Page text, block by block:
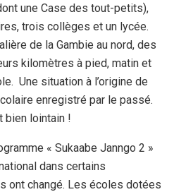
une Case des tout-petits),
trois collèges et un lycée.
de la Gambie au nord, des
kilomètres à pied, matin et
Une situation à l’origine de
enregistré par le passé.
bien lointain !
« Sukaabe Janngo 2 »
dans certains
ont changé. Les écoles dotées